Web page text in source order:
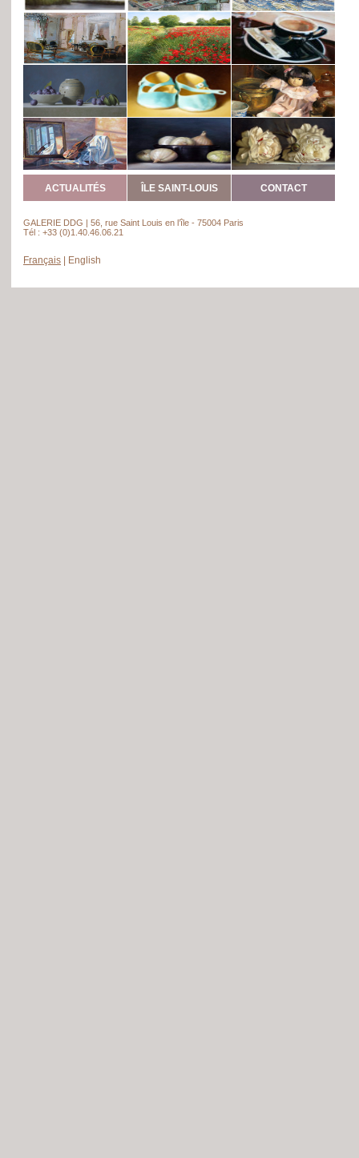
ACTUALITÉS ÎLE SAINT-LOUIS CONTACT
GALERIE DDG | 56, rue Saint Louis en l’île - 75004 Paris
Tél : +33 (0)1.40.46.06.21
Français English